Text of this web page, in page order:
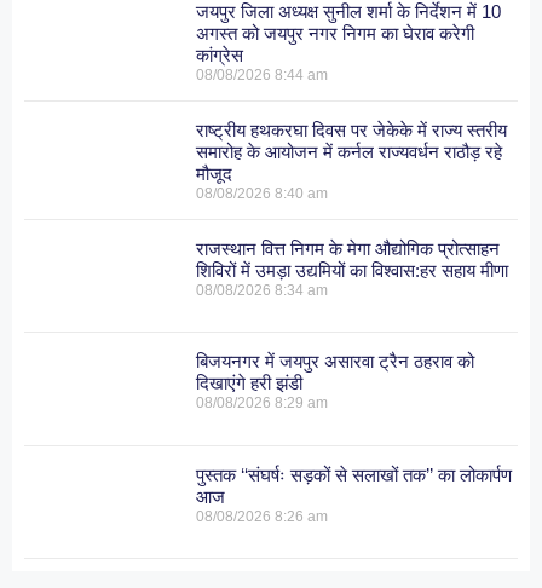
जयपुर जिला अध्यक्ष सुनील शर्मा के निर्देशन में 10
अगस्त को जयपुर नगर निगम का घेराव करेगी
कांग्रेस
08/08/20268:44 am
राष्ट्रीय हथकरघा दिवस पर जेकेके में राज्य स्तरीय
समारोह के आयोजन में कर्नल राज्यवर्धन राठौड़ रहे
मौजूद
08/08/20268:40 am
राजस्थान वित्त निगम के मेगा औद्योगिक प्रोत्साहन
शिविरों में उमड़ा उद्यमियों का विश्वास:हर सहाय मीणा
08/08/20268:34 am
बिजयनगर में जयपुर असारवा ट्रैन ठहराव को
दिखाएंगे हरी झंडी
08/08/20268:29 am
पुस्तक ‘‘संघर्षः सड़कों से सलाखों तक’’ का लोकार्पण
आज
08/08/20268:26 am